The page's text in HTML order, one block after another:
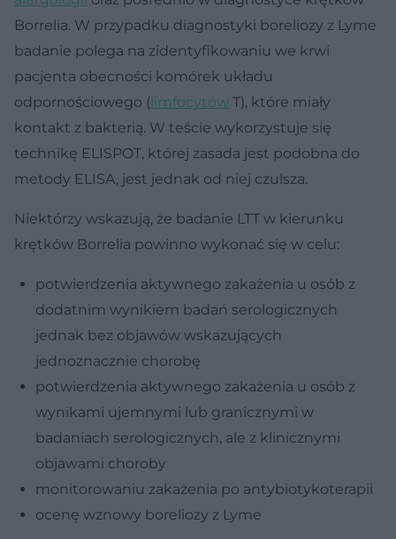
Borrelia. W przypadku diagnostyki boreliozy z Lyme
badanie polega na zidentyfikowaniu we krwi
pacjenta obecności komórek układu
odpornościowego (limfocytów T), które miały
kontakt z bakterią. W teście wykorzystuje się
technikę ELISPOT, której zasada jest podobna do
metody ELISA, jest jednak od niej czulsza.
Niektórzy wskazują, że badanie LTT w kierunku
krętków Borrelia powinno wykonać się w celu:
potwierdzenia aktywnego zakażenia u osób z
dodatnim wynikiem badań serologicznych
jednak bez objawów wskazujących
jednoznacznie chorobę
potwierdzenia aktywnego zakażenia u osób z
wynikami ujemnymi lub granicznymi w
badaniach serologicznych, ale z klinicznymi
objawami choroby
monitorowaniu zakażenia po antybiotykoterapii
ocenę wznowy boreliozy z Lyme